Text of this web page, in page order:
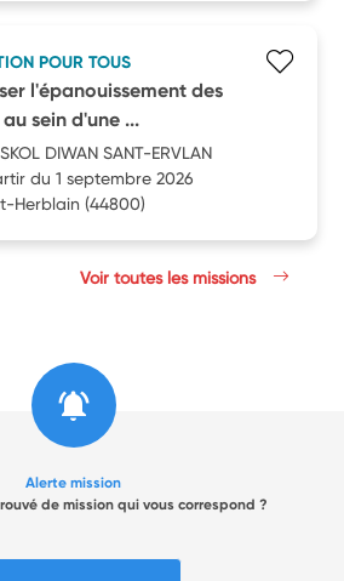
POUR TOUS
l'épanouissement des
sein d'une ...
DIWAN SANT-ERVLAN
du 1 septembre 2026
Herblain (44800)
Voir toutes les missions
Alerte mission
de mission qui vous correspond ?